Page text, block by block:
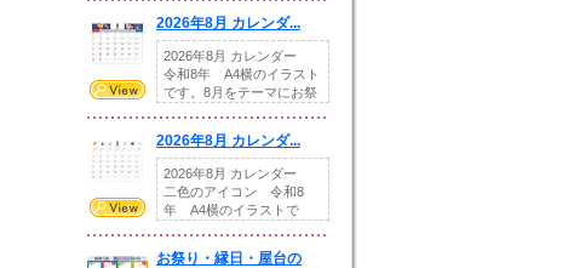
2026年8月 カレンダ...
2026年8月 カレンダー
令和8年 A4横のイラスト
です。8月をテーマにお祭
2026年8月 カレンダ...
2026年8月 カレンダー
二色のアイコン 令和8
年 A4横のイラストで
お祭り・縁日・屋台の